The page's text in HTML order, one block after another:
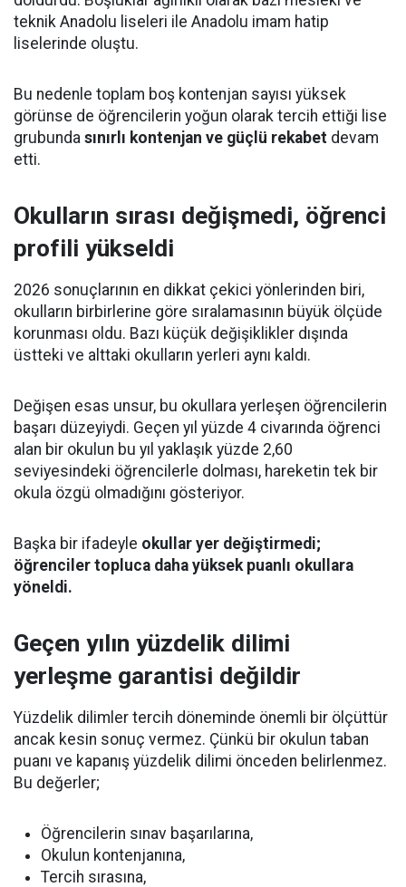
teknik Anadolu liseleri ile Anadolu imam hatip
liselerinde oluştu.
Bu nedenle toplam boş kontenjan sayısı yüksek
görünse de öğrencilerin yoğun olarak tercih ettiği lise
grubunda sınırlı kontenjan ve güçlü rekabet devam
etti.
Okulların sırası değişmedi, öğrenci
profili yükseldi
2026 sonuçlarının en dikkat çekici yönlerinden biri,
okulların birbirlerine göre sıralamasının büyük ölçüde
korunması oldu. Bazı küçük değişiklikler dışında
üstteki ve alttaki okulların yerleri aynı kaldı.
Değişen esas unsur, bu okullara yerleşen öğrencilerin
başarı düzeyiydi. Geçen yıl yüzde 4 civarında öğrenci
alan bir okulun bu yıl yaklaşık yüzde 2,60
seviyesindeki öğrencilerle dolması, hareketin tek bir
okula özgü olmadığını gösteriyor.
Başka bir ifadeyle okullar yer değiştirmedi;
öğrenciler topluca daha yüksek puanlı okullara
yöneldi.
Geçen yılın yüzdelik dilimi
yerleşme garantisi değildir
Yüzdelik dilimler tercih döneminde önemli bir ölçüttür
ancak kesin sonuç vermez. Çünkü bir okulun taban
puanı ve kapanış yüzdelik dilimi önceden belirlenmez.
Bu değerler;
Öğrencilerin sınav başarılarına,
Okulun kontenjanına,
Tercih sırasına,